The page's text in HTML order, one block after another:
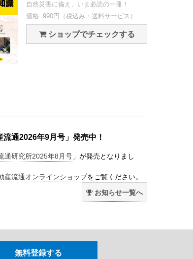
自然災害に備え、いま必読の一冊！
価格: 990円（税込み・送料サービス）
ショップでチェックする
流通2026年9月号」発売中！
通研究所2025年8月号 」が発売となりまし
産流通オンラインショップをご覧ください。
お知らせ一覧へ